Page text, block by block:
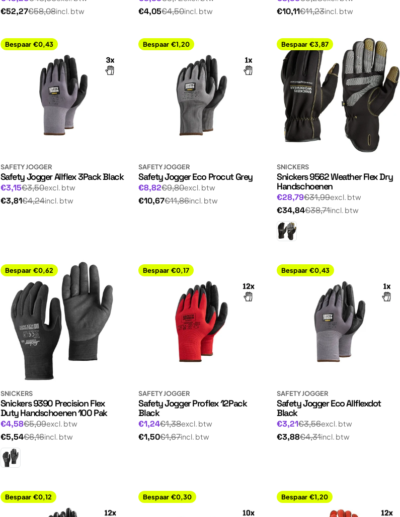
prijs
€52,27
Normale€58,08incl. btw
prijs
€4,05
Normale€4,50incl. btw
prijs
€10,11
Normale€11,23incl. btw
Bespaar €0,43
SAFETY JOGGER
Safety Jogger Allflex 3Pack Black
Aanbiedingsprijs
€3,15
Normale
prijs
€3,50excl. btw
€3,81
Normale€4,24incl. btw
Bespaar €1,20
SAFETY JOGGER
Safety Jogger Eco Procut Grey
Aanbiedingsprijs
€8,82
Normale
prijs
€9,80excl. btw
€10,67
Normale€11,86incl. btw
Bespaar €3,87
SNICKERS
Snickers 9562 Weather Flex Dry
Handschoenen
Aanbiedingsprijs
€28,79
Normale
prijs
€31,99excl. btw
€34,84
Normale
prijs
€38,71incl. btw
Bespaar €0,62
SNICKERS
Snickers 9390 Precision Flex
Duty Handschoenen 100 Pak
Aanbiedingsprijs
€4,58
Normale
prijs
€5,09excl. btw
€5,54
Normale
prijs
€6,16incl. btw
Bespaar €0,17
SAFETY JOGGER
Safety Jogger Proflex 12Pack
Black
Aanbiedingsprijs
€1,24
Normale
prijs
€1,38excl. btw
€1,50
Normale€1,67incl. btw
Bespaar €0,43
SAFETY JOGGER
Safety Jogger Eco Allflexdot
Black
Aanbiedingsprijs
€3,21
Normale
prijs
€3,56excl. btw
€3,88
Normale€4,31incl. btw
Bespaar €0,12 Bespaar €0,30 Bespaar €1,20